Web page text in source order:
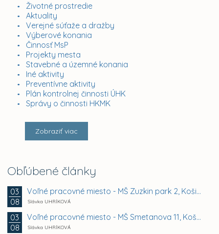
Životné prostredie
Aktuality
Verejné súťaže a dražby
Výberové konania
Činnosť MsP
Projekty mesta
Stavebné a územné konania
Iné aktivity
Preventívne aktivity
Plán kontrolnej činnosti ÚHK
Správy o činnosti HKMK
Zobraziť viac
Obľúbené články
03
08
Voľné pracovné miesto - MŠ Zuzkin park 2, Košice -...
Slávka UHRÍKOVÁ
03
08
Voľné pracovné miesto - MŠ Smetanova 11, Košice -...
Slávka UHRÍKOVÁ